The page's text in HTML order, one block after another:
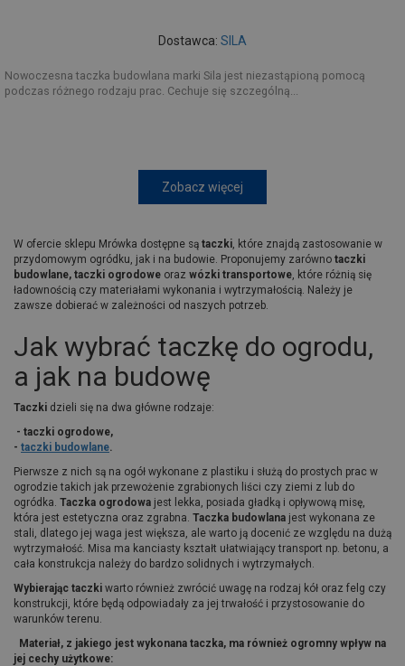
Dostawca: SILA
Nowoczesna taczka budowlana marki Sila jest niezastąpioną pomocą
podczas różnego rodzaju prac. Cechuje się szczególną...
Zobacz więcej
W ofercie sklepu Mrówka dostępne są taczki, które znajdą zastosowanie w
przydomowym ogródku, jak i na budowie. Proponujemy zarówno taczki
budowlane, taczki ogrodowe oraz wózki transportowe, które różnią się
ładownością czy materiałami wykonania i wytrzymałością. Należy je
zawsze dobierać w zależności od naszych potrzeb.
Jak wybrać taczkę do ogrodu,
a jak na budowę
Taczki dzieli się na dwa główne rodzaje:
- taczki ogrodowe,
- taczki budowlane.
Pierwsze z nich są na ogół wykonane z plastiku i służą do prostych prac w
ogrodzie takich jak przewożenie zgrabionych liści czy ziemi z lub do
ogródka. Taczka ogrodowa jest lekka, posiada gładką i opływową misę,
która jest estetyczna oraz zgrabna. Taczka budowlana jest wykonana ze
stali, dlatego jej waga jest większa, ale warto ją docenić ze względu na dużą
wytrzymałość. Misa ma kanciasty kształt ułatwiający transport np. betonu, a
cała konstrukcja należy do bardzo solidnych i wytrzymałych.
Wybierając taczki warto również zwrócić uwagę na rodzaj kół oraz felg czy
konstrukcji, które będą odpowiadały za jej trwałość i przystosowanie do
warunków terenu.
Materiał, z jakiego jest wykonana taczka, ma również ogromny wpływ na
jej cechy użytkowe: